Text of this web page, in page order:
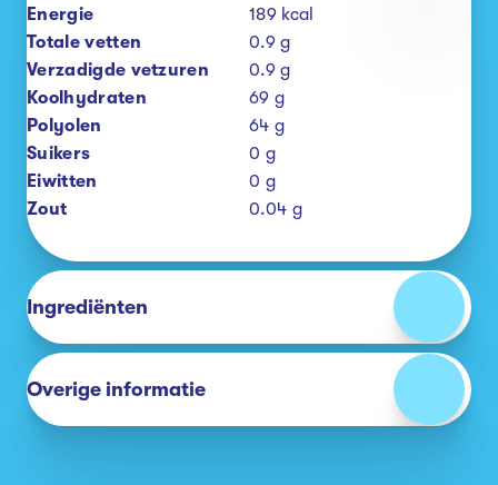
Energie 189 kcal
Totale vetten
0.9 g
Verzadigde vetzuren
0.9 g
Koolhydraten
69 g
Polyolen
64 g
Suikers
0 g
Eiwitten
0 g
Zout
0.04 g
Ingrediënten
Overige informatie